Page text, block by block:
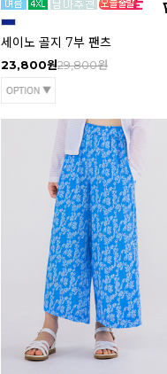
세이노 골지 7부 팬츠
23,800원29,800원